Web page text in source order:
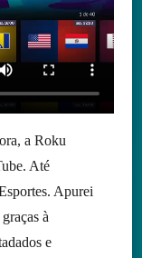
a Roku
Até
Apurei
à
e